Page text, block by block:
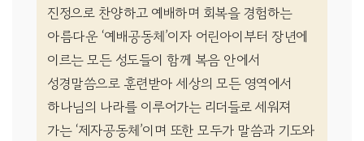
진정으로 찬양하고 예배하며 회복을 경험하는
아름다운 ‘예배공동체’이자 어린아이부터 장년에
이르는 모든 성도들이 함께 복음 안에서
성경말씀으로 훈련받아 세상의 모든 영역에서
하나님의 나라를 이루어가는 리더들로 세워져
가는 ‘제자공동체’이며 또한 모두가 말씀과 기도와